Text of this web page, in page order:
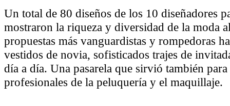
Un total de 80 diseños de los 10 diseñadores
mostraron la riqueza y diversidad de la moda
propuestas más vanguardistas y rompedoras
vestidos de novia, sofisticados trajes de
día a día. Una pasarela que sirvió también
profesionales de la peluquería y el maquillaje.